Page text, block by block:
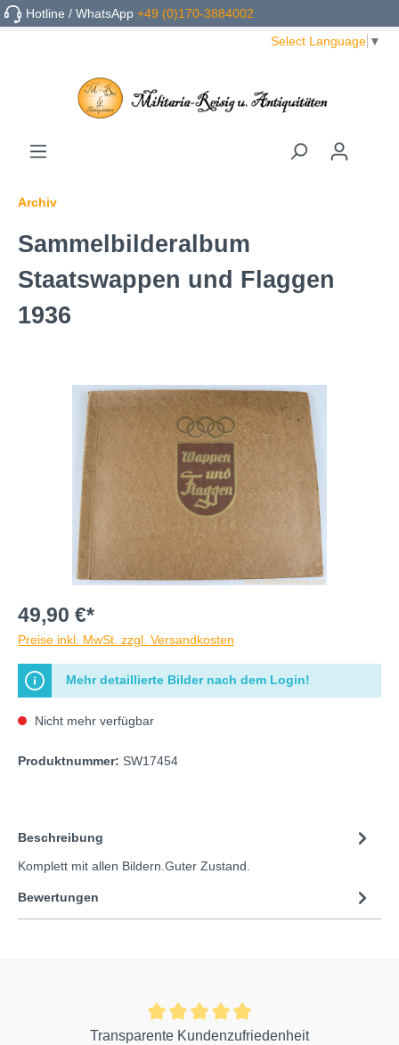
Hotline / WhatsApp+49 (0)170-3884002
Select Language ▼
Archiv
Sammelbilderalbum
Staatswappen und Flaggen
1936
49,90 €*
Preise inkl. MwSt. zzgl. Versandkosten
Mehr detaillierte Bilder nach dem Login!
Nicht mehr verfügbar
Produktnummer: SW17454
Beschreibung
Komplett mit allen Bildern.Guter Zustand.
Bewertungen
Transparente Kundenzufriedenheit